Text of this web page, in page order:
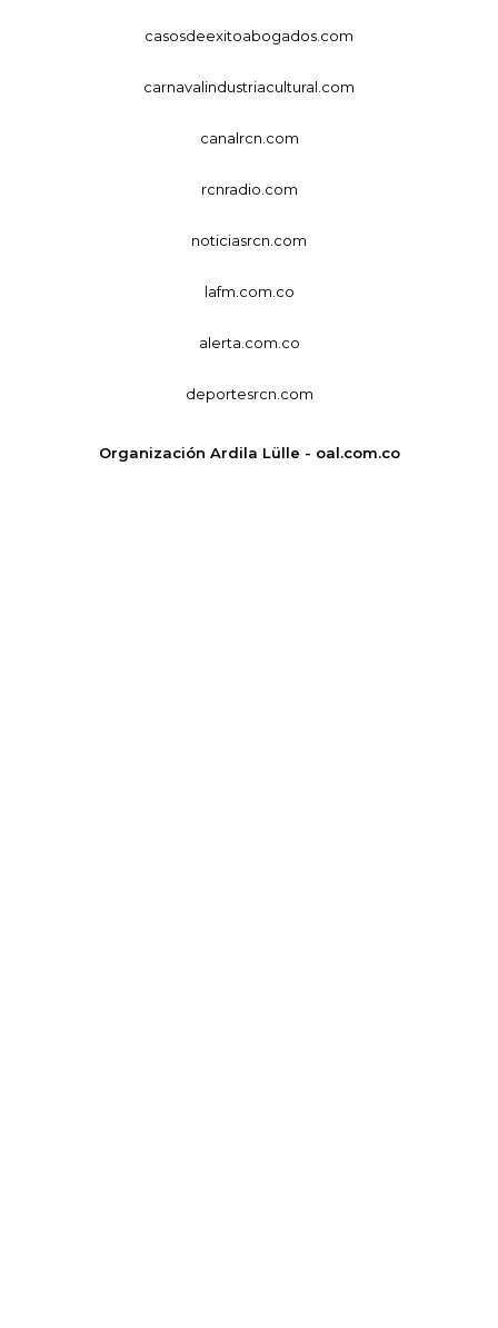
casosdeexitoabogados.com
carnavalindustriacultural.com
canalrcn.com
rcnradio.com
noticiasrcn.com
lafm.com.co
alerta.com.co
deportesrcn.com
Organización Ardila Lülle - oal.com.co